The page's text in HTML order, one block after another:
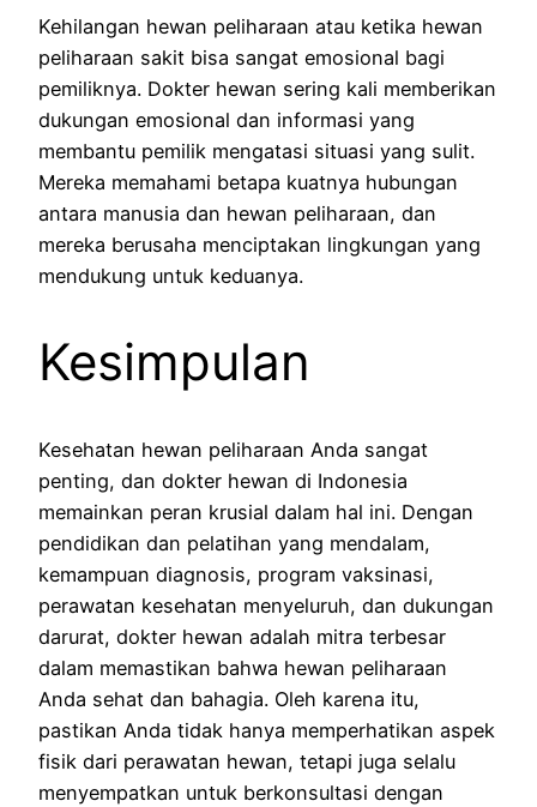
Kehilangan hewan peliharaan atau ketika hewan
peliharaan sakit bisa sangat emosional bagi
pemiliknya. Dokter hewan sering kali memberikan
dukungan emosional dan informasi yang
membantu pemilik mengatasi situasi yang sulit.
Mereka memahami betapa kuatnya hubungan
antara manusia dan hewan peliharaan, dan
mereka berusaha menciptakan lingkungan yang
mendukung untuk keduanya.
Kesimpulan
Kesehatan hewan peliharaan Anda sangat
penting, dan dokter hewan di Indonesia
memainkan peran krusial dalam hal ini. Dengan
pendidikan dan pelatihan yang mendalam,
kemampuan diagnosis, program vaksinasi,
perawatan kesehatan menyeluruh, dan dukungan
darurat, dokter hewan adalah mitra terbesar
dalam memastikan bahwa hewan peliharaan
Anda sehat dan bahagia. Oleh karena itu,
pastikan Anda tidak hanya memperhatikan aspek
fisik dari perawatan hewan, tetapi juga selalu
menyempatkan untuk berkonsultasi dengan